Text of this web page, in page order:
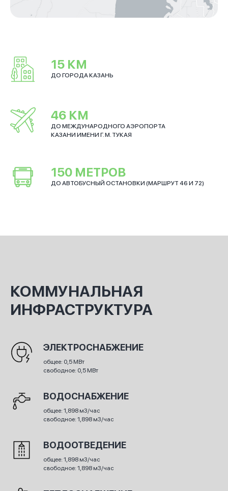
15 КМ
ДО ГОРОДА КАЗАНЬ
46 КМ
ДО МЕЖДУНАРОДНОГО АЭРОПОРТА
КАЗАНИ ИМЕНИ Г. М. ТУКАЯ
150 МЕТРОВ
ДО АВТОБУСНЫЙ ОСТАНОВКИ (МАРШРУТ 46 И 72)
КОММУНАЛЬНАЯ
ИНФРАСТРУКТУРА
ЭЛЕКТРОСНАБЖЕНИЕ
общее: 0,5 МВт
свободное: 0,5 МВт
ВОДОСНАБЖЕНИЕ
общее: 1,898 м3/час
свободное: 1,898 м3/час
ВОДООТВЕДЕНИЕ
общее: 1,898 м3/час
свободное: 1,898 м3/час